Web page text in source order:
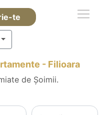
te
- Filioara
de Șoimii.